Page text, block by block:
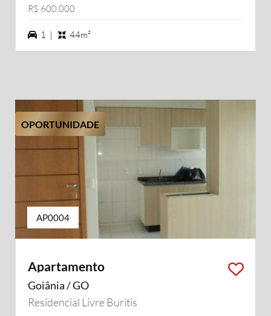
R$ 600.000
1 vagas na garagem
1 | 44m²
OPORTUNIDADE
AP0004
Apartamento
Goiânia / GO
Residencial Livre Buritis